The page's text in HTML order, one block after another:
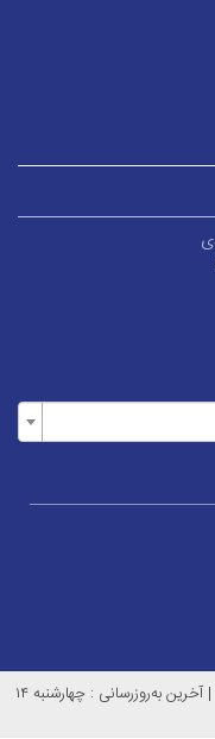
|
آخرین به‌روزرسانی : چهارشنبه ۱۴